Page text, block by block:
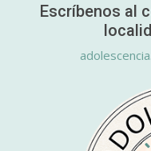
Escríbenos al